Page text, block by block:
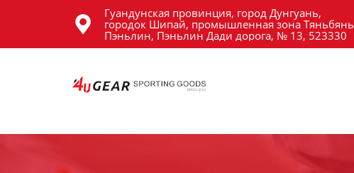

Гуандунская провинция, город Дунгуань,
городок Шипай, промышленная зона Тяньбянь
Пэньлин, Пэньлин Дади дорога, № 13, 523330